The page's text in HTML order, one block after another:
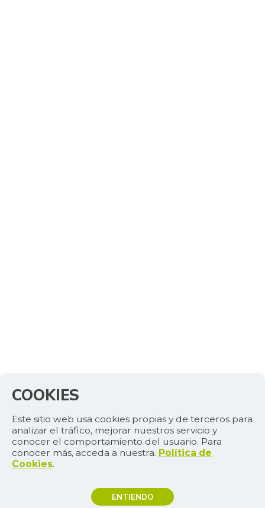
COOKIES
Este sitio web usa cookies propias y de terceros para
analizar el tráfico, mejorar nuestros servicio y
conocer el comportamiento del usuario. Para
conocer más, acceda a nuestra. Política de
Cookies.
ENTIENDO